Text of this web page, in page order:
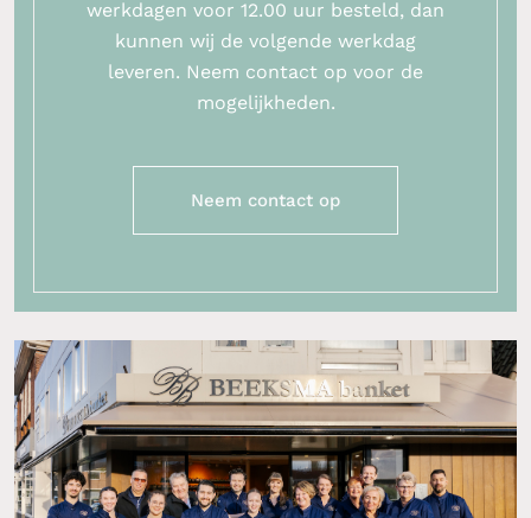
werkdagen voor 12.00 uur besteld, dan
kunnen wij de volgende werkdag
leveren. Neem contact op voor de
mogelijkheden.
Neem contact op